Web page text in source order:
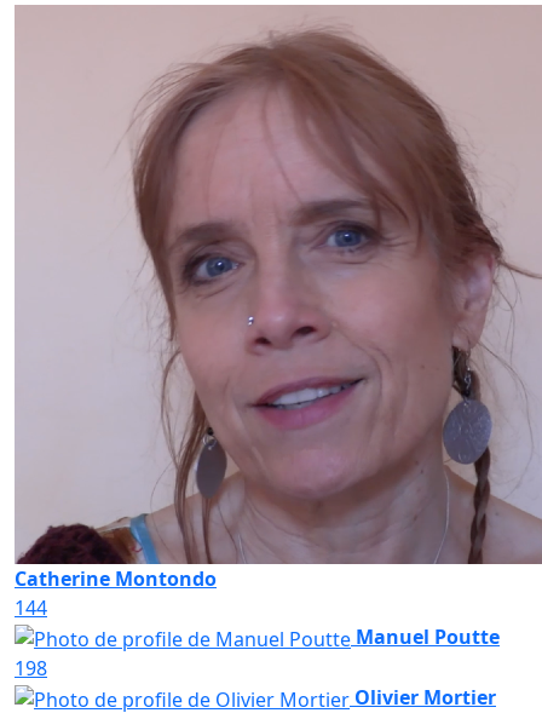
Catherine Montondo
144
Manuel Poutte
198
Olivier Mortier